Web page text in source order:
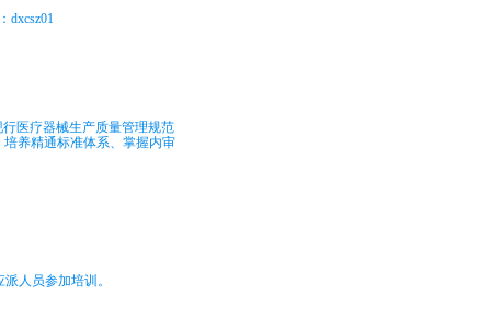
dxcsz01
行医疗器械生产质量管理规范
养精通标准体系、掌握内审
人员参加培训。